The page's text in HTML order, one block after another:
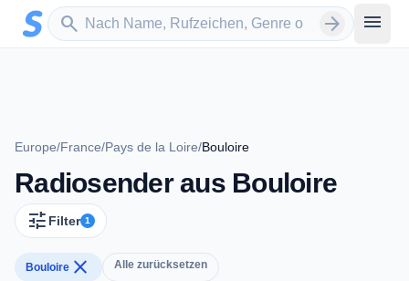
Zum Hauptinhalt springen
search
Sender suchen arrow_forward menu
Europe/France/Pays de la Loire/Bouloire
Radiosender aus Bouloire
tune Filter 1
Bouloire close Alle zurücksetzen